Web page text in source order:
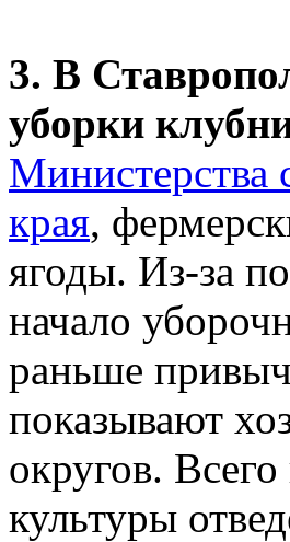
3. В
уборки
Министерства
края,
ягоды. Из-за
начало
раньше
показывают
округов.
культуры